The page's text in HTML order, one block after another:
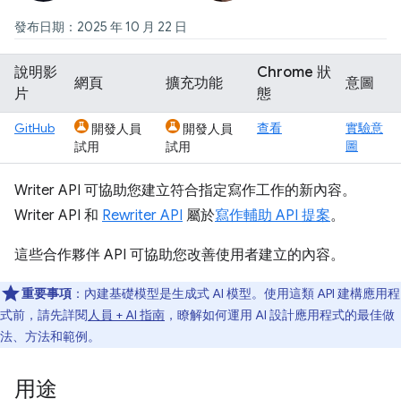
發布日期：2025 年 10 月 22 日
說明影
片
網頁 擴充功能
Chrome 狀
態
意圖
GitHub
開發人員
試用
開發人員
試用
查看
實驗意
圖
Writer API 可協助您建立符合指定寫作工作的新內容。
Writer API 和 Rewriter API 屬於寫作輔助 API 提案。
這些合作夥伴 API 可協助您改善使用者建立的內容。
重要事項 ：內建基礎模型是生成式 AI 模型。使用這類 API 建構應用程
式前，請先詳閱人員 + AI 指南 ，瞭解如何運用 AI 設計應用程式的最佳做
法、方法和範例。
用途